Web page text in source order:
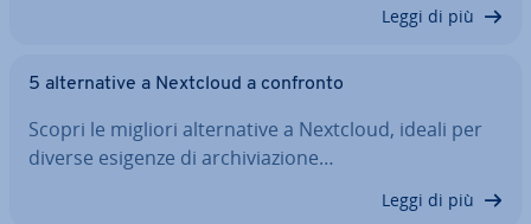
Leggi di più
5 al­ter­na­ti­ve a Nextcloud a confronto
Scopri le migliori al­ter­na­ti­ve a Nextcloud, ideali per
diverse esigenze di ar­chi­via­zio­ne…
Leggi di più